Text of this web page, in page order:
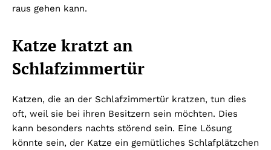
raus gehen kann.
Katze kratzt an
Schlafzimmertür
Katzen, die an der Schlafzimmertür kratzen, tun dies
oft, weil sie bei ihren Besitzern sein möchten. Dies
kann besonders nachts störend sein. Eine Lösung
könnte sein, der Katze ein gemütliches Schlafplätzchen